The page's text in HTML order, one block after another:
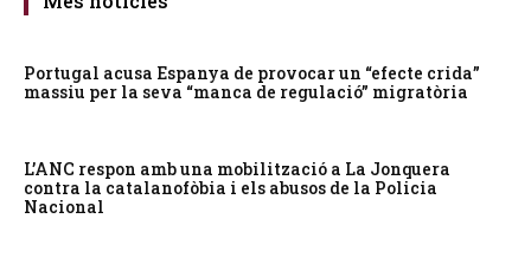
Portugal acusa Espanya de provocar un “efecte crida”
massiu per la seva “manca de regulació” migratòria
L’ANC respon amb una mobilització a La Jonquera
contra la catalanofòbia i els abusos de la Policia
Nacional